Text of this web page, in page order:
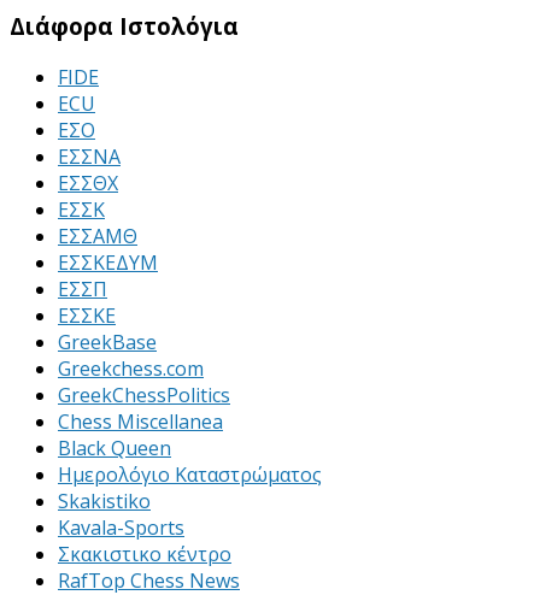
Διάφορα Ιστολόγια
FIDE
ECU
ΕΣΟ
ΕΣΣΝΑ
ΕΣΣΘΧ
ΕΣΣΚ
ΕΣΣΑΜΘ
ΕΣΣΚΕΔΥΜ
ΕΣΣΠ
ΕΣΣΚΕ
GreekBase
Greekchess.com
GreekChessPolitics
Chess Miscellanea
Black Queen
Ημερολόγιο Καταστρώματος
Skakistiko
Kavala-Sports
Σκακιστικο κέντρο
RafTop Chess News